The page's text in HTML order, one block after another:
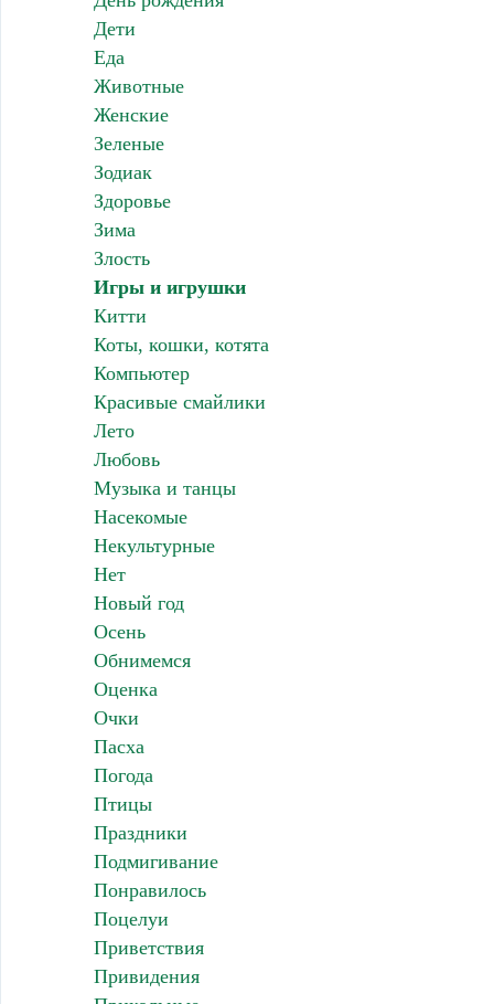
Дети
Еда
Животные
Женские
Зеленые
Зодиак
Здоровье
Зима
Злость
Игры и игрушки
Китти
Коты, кошки, котята
Компьютер
Красивые смайлики
Лето
Любовь
Музыка и танцы
Насекомые
Некультурные
Нет
Новый год
Осень
Обнимемся
Оценка
Очки
Пасха
Погода
Птицы
Праздники
Подмигивание
Понравилось
Поцелуи
Приветствия
Привидения